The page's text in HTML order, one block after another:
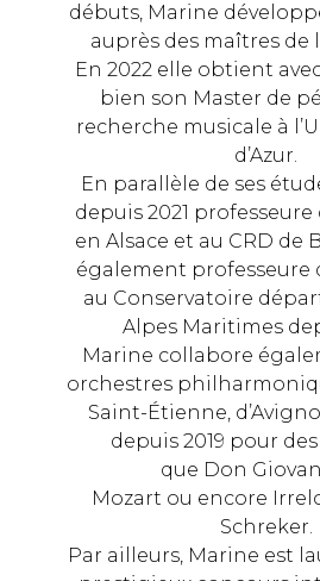
débuts, Marine
auprès des maîtres de
En 2022 elle obtient
bien son Master de
recherche musicale à
d’Azur.
En parallèle de ses
depuis 2021
en Alsace et au CRD de
également professeure
au Conservatoire
Alpes Maritimes
Marine collabore
orchestres
Saint-Étienne,
depuis 2019 pour
que Don
Mozart ou encore
Schreker.
Par ailleurs, Marine est